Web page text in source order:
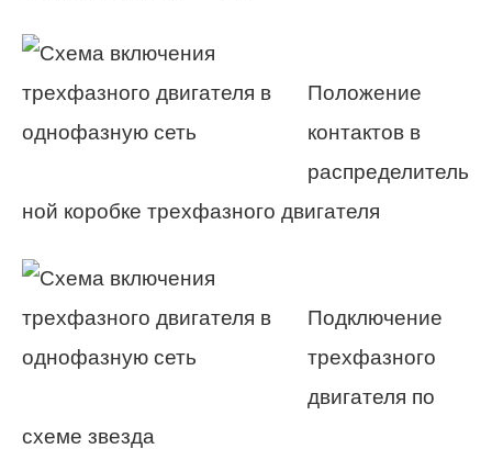
Положение
контактов в
распределитель
ной коробке трехфазного двигателя
Подключение
трехфазного
двигателя по
схеме звезда